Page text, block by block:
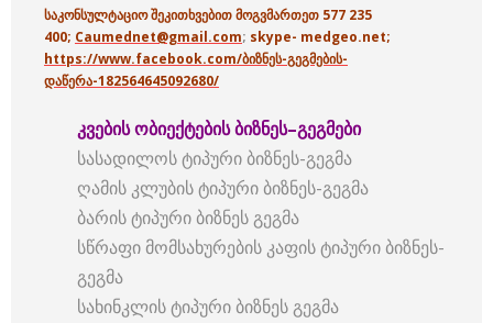
საკონსულტაციო შეკითხვებით მოგვმართეთ 577 235
400; Caumednet@gmail.com; skype- medgeo.net;
https://www.facebook.com/ბიზნეს-გეგმების-
დაწერა-182564645092680/
კვებისობიექტებისბიზნეს–გეგმები
სასადილოს ტიპური ბიზნეს-გეგმა
ღამის კლუბის ტიპური ბიზნეს-გეგმა
ბარის ტიპური ბიზნეს გეგმა
სწრაფი მომსახურების კაფის ტიპური ბიზნეს-
გეგმა
სახინკლის ტიპური ბიზნეს გეგმა